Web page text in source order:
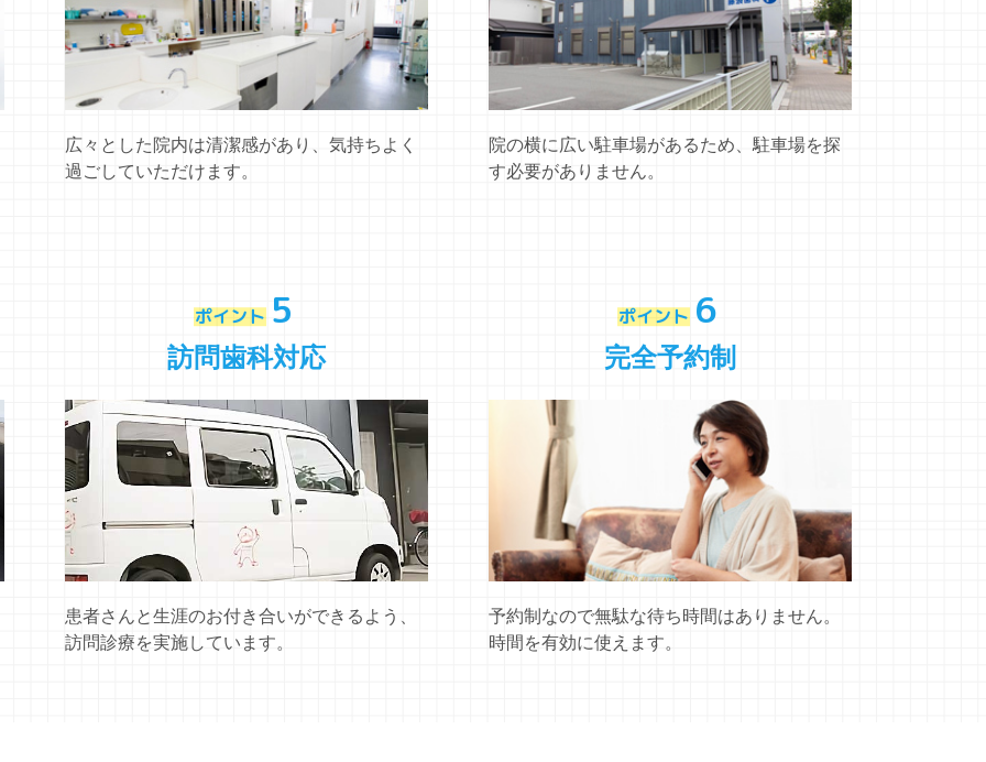
広々とした院内は清潔感があり、気持ちよく
過ごしていただけます。
院の横に広い駐車場があるため、駐車場を探
す必要がありません。
ポイント 5
訪問歯科対応
患者さんと生涯のお付き合いができるよう、
訪問診療を実施しています。
ポイント 6
完全予約制
予約制なので無駄な待ち時間はありません。
時間を有効に使えます。